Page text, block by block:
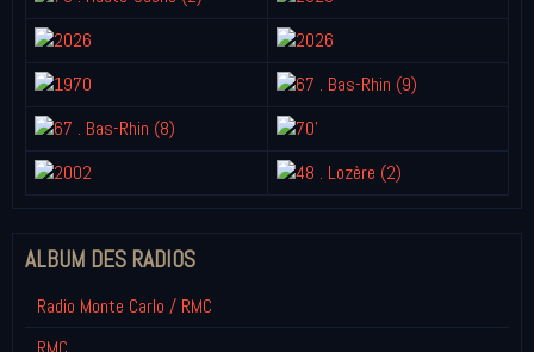
ALBUM DES RADIOS
Radio Monte Carlo / RMC